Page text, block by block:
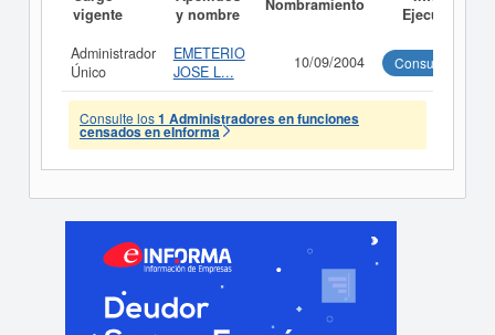
vigente
y nombre
Nombramiento
Ejecutivo
Administrador
Único
EMETERIO
JOSE L...
10/09/2004 Consultar
Consulte los1 Administradores en funciones
censados en eInforma